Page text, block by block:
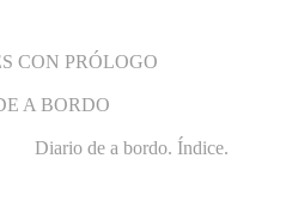
CON PRÓLOGO
A BORDO
Diario de a bordo. Índice.